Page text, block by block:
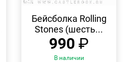
ПРОСМОТР
Бейсболка Rolling
Stones (шесть...
990 ₽
В наличии